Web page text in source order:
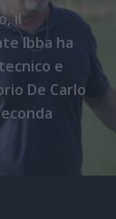
il
Ibba ha
e
De Carlo